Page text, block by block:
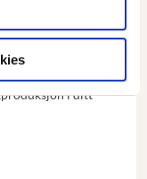
i ditt